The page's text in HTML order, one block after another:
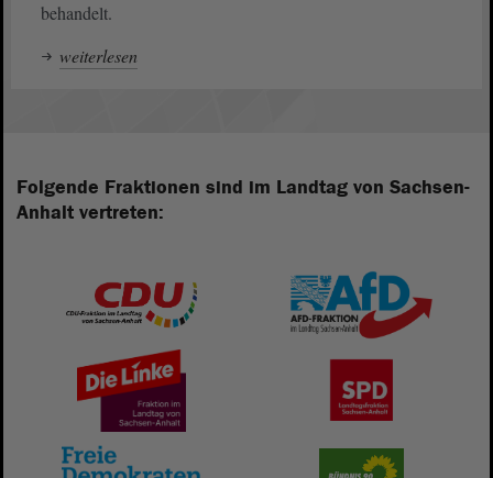
behandelt.
weiterlesen
Folgende Fraktionen sind im Landtag von Sachsen-
Anhalt vertreten: